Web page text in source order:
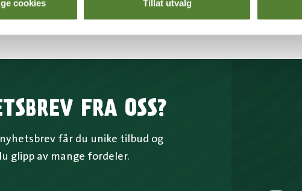
cookies Tillat utvalg
FRA OSS?
får du unike tilbud og
glipp av mange fordeler.